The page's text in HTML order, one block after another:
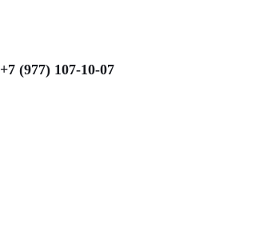
+7 (977) 107-10-07